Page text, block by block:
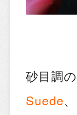
砂目調の
Suede、